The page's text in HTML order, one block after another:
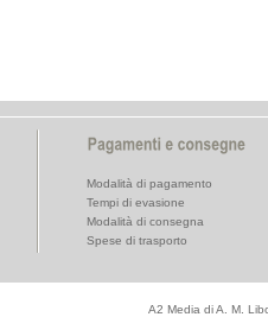
Modalità di pagamento
Tempi di evasione
Modalità di consegna
Spese di trasporto
A2 Media di A. M.